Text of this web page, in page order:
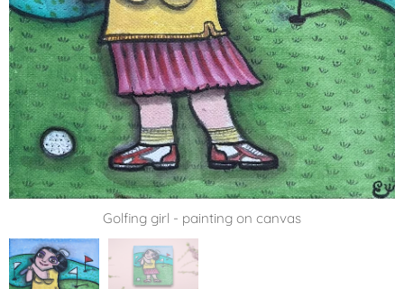
Golfing girl - painting on canvas